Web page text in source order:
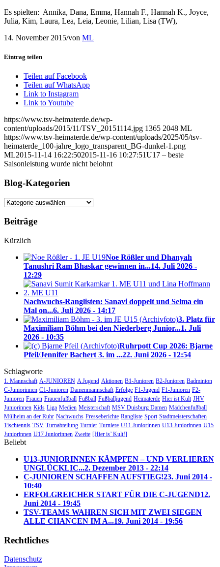
Es spielten: Annika, Dana, Emma, Hannah F., Hannah K., Joyce,
Julia, Kim, Laura, Lea, Leia, Leonie, Lilian, Lisa (TW),
14. November 2015/von ML
Eintrag teilen
Teilen auf Facebook
Teilen auf WhatsApp
Link to Instagram
Link to Youtube
https://www.tsv-heimaterde.de/wp-
content/uploads/2015/11/TSV_20151114.jpg 1365 2048 ML
https://www.tsv-heimaterde.de/wp-content/uploads/2025/05/tsv-
heimaterde_100-jahre_logo_transparent_BG-dunkel-1.png
ML2015-11-14 16:22:502015-11-16 10:27:51U17 – beste
Saisonleistung wurde nicht belohnt
Blog-Kategorien
Blog-
Beiträge
Kürzlich
Noe Rößler und Dhanyah
Tanushri Ram Bhaskar gewinnen in...14. Juli 2026 -
12:29
Nachwuchs-Ranglisten: Sanavi doppelt und Selma ein
Mal on...6. Juli 2026 - 14:17
3. Platz für
Maximiliam Böhm bei den Niederberg Junior...1. Juli
2026 - 10:35
Ruhrpott Cup 2026: Bjarne
Pfeil/Jennifer Bachert 3. im ...22. Juni 2026 - 12:54
Schlagworte
1. Mannschaft A-JUNIOREN A Jugend Aktionen B1-Junioren B2-Junioren Badminton
C-Juniorinnen C1-Junioren Damenmannschaft Erfolge F1-Jugend F1-Junioren F2-
Junioren Frauen Frauenfußball Fußball Fußballjugend Heimaterde Hier ist Kult JHV
Juniorinnen Kids Liga Medien Meisterschaft MSV Duisburg Damen Mädchenfußball
Mülheim an der Ruhr Nachwuchs Presseberichte Rangliste Sport Stadtmeisterschaften
Tischtennis TSV Turnabteilung Turnier Turniere U11 Juniorinnen U13 Juniorinnen U15
Juniorinnen U17 Juniorinnen Zweite [Hier is’ Kult!]
Beliebt
U13-JUNIORINNEN KÄMPFEN – UND VERLIEREN
UNGLÜCKLIC...2. Dezember 2013 - 22:14
C-JUNIOREN SCHAFFEN AUFSTIEG!23. Juni 2014 -
10:40
ERFOLGREICHER START FÜR DIE C-JUGEND12.
Juni 2014 - 19:45
TSV-TEAMS WAHREN SICH MIT ZWEI SIEGEN
ALLE CHANCEN IM A...19. Juni 2014 - 19:56
Rechtliches
Datenschutz